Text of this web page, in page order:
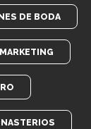
DE BODA
MARKETING